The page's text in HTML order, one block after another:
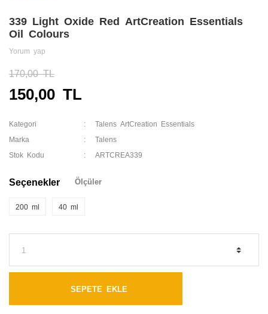
339 Light Oxide Red ArtCreation Essentials
Oil Colours
Yorum yap
170,00 TL
150,00 TL
Kategori Talens ArtCreation Essentials
Marka Talens
Stok Kodu ARTCREA339
Seçenekler Ölçüler
200 ml 40 ml
SEPETE EKLE